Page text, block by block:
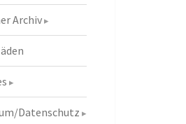
Archiv
Datenschutz